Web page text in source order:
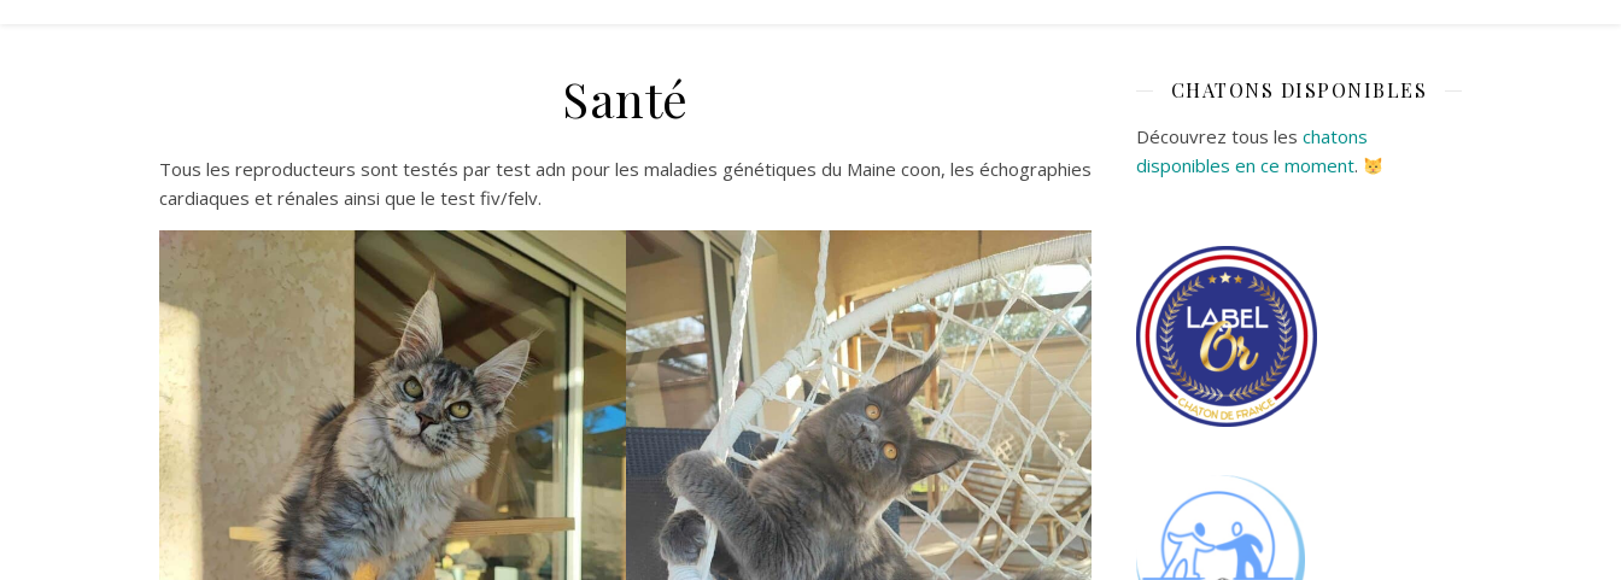
Santé
Tous les reproducteurs sont testés par test adn pour les maladies génétiques du Maine coon, les échographies
cardiaques et rénales ainsi que le test fiv/felv.
CHATONS DISPONIBLES
Découvrez tous les chatons
disponibles en ce moment.